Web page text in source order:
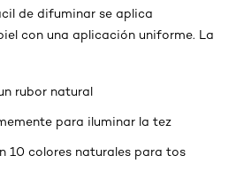
de difuminar se aplica
con una aplicación uniforme. La
rubor natural
para iluminar la tez
10 colores naturales para tos